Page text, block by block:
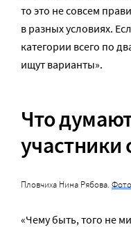
то это не совсем
в разных условиях.
категории всего по
ищут варианты».
Что
участники
Пловчиха Нина Рябова.
«Чему быть, того не